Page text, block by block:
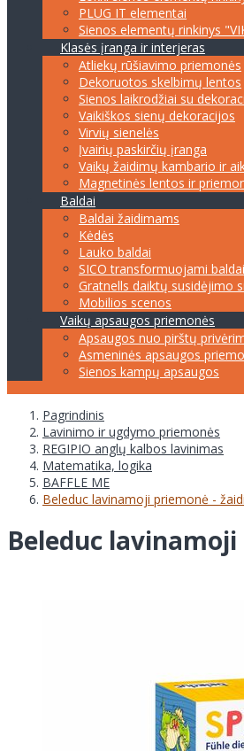
PLUG IT elementai
Sienos elementų rinkinys
Klasės įranga ir interjeras
Atliekų rūšiavimo priemonės
Dekoruotos skelbimų lentos
Sienos laikrodžiai su
Vaikiškos sienų dekoracijos
Virvių sienelės
Įvairių paskirčių įranga
Vaikų žaidimų kambario ir
Magnetinės lentos ir
Baldai
Baldai žaidimams
Kėdės
Lauko baldai
SICO transformuojami baldai
Gratnells daiktų susidėjimo
Mobilios scenos
Vaikų apsaugos priemonės
Apsaugos nuo pirštų
Asmeninės apsaugos
Sienos kampų apsaugos
Pagrindinis
Lavinimo ir ugdymo priemonės
REGIPIO anglų kalbos lavinimas
Matematika, logika
BAFFLE ME
Beleduc lavinamoji priemonė -
Beleduc